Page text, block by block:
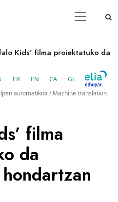
Kids’ filma proiektatuko da
FR EN CA GL
automatikoa / Machine translation
filma
da